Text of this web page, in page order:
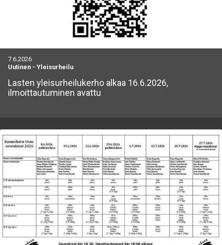
7.6.2026
Uutinen - Yleisurheilu
Lasten yleisurheilukerho alkaa 16.6.2026,
ilmoittautuminen avattu